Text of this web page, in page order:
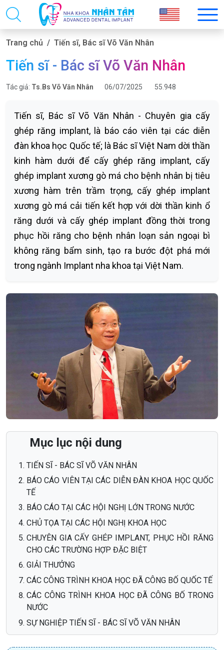
Trang chủ Tiến sĩ, Bác sĩ Võ Văn Nhân
Tiến sĩ - Bác sĩ Võ Văn Nhân
Tác giả: Ts.Bs Võ Văn Nhân 06/07/2025 55.948
Tiến sĩ, Bác sĩ Võ Văn Nhân - Chuyên gia cấy
ghép răng implant, là báo cáo viên tại các diễn
đàn khoa học Quốc tế; là Bác sĩ Việt Nam dời thần
kinh hàm dưới để cấy ghép răng implant, cấy
ghép implant xương gò má cho bệnh nhân bị tiêu
xương hàm trên trầm trọng, cấy ghép implant
xương gò má cải tiến kết hợp với dời thần kinh ổ
răng dưới và cấy ghép implant đồng thời trong
phục hồi răng cho bệnh nhân loạn sản ngoại bì
không răng bẩm sinh, tạo ra bước đột phá mới
trong ngành Implant nha khoa tại Việt Nam.
Mục lục nội dung
TIẾN SĨ - BÁC SĨ VÕ VĂN NHÂN
BÁO CÁO VIÊN TẠI CÁC DIỄN ĐÀN KHOA HỌC QUỐC
TẾ
BÁO CÁO TẠI CÁC HỘI NGHỊ LỚN TRONG NƯỚC
CHỦ TỌA TẠI CÁC HỘI NGHỊ KHOA HỌC
CHUYÊN GIA CẤY GHÉP IMPLANT, PHỤC HỒI RĂNG
CHO CÁC TRƯỜNG HỢP ĐẶC BIỆT
GIẢI THƯỞNG
CÁC CÔNG TRÌNH KHOA HỌC ĐÃ CÔNG BỐ QUỐC TẾ
CÁC CÔNG TRÌNH KHOA HỌC ĐÃ CÔNG BỐ TRONG
NƯỚC
SỰ NGHIỆP TIẾN SĨ - BÁC SĨ VÕ VĂN NHÂN